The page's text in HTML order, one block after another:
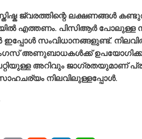
ജ്വരത്തിന്റെ ലക്ഷണങ്ങൾ
എത്തണം. പിസിആർ പോലുള്ള
ഇപ്പോൾ സംവിധാനങ്ങളുണ്ട്.
അണുബാധകൾക്ക്
അറിവും ജാഗ്രതയുമാണ്
നിലവിലുള്ളപ്പോൾ.